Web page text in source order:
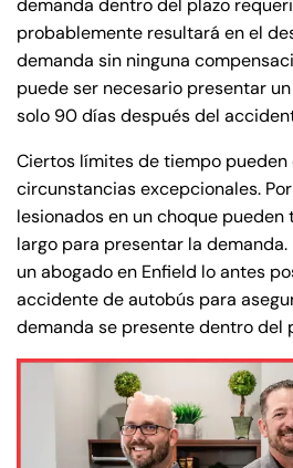
demanda dentro del plazo
probablemente resultará en el
demanda sin ninguna
puede ser necesario presentar
solo 90 días después del
Ciertos límites de tiempo
circunstancias excepcionales.
lesionados en un choque
largo para presentar la
un abogado en Enfield lo antes
accidente de autobús para
demanda se presente dentro del